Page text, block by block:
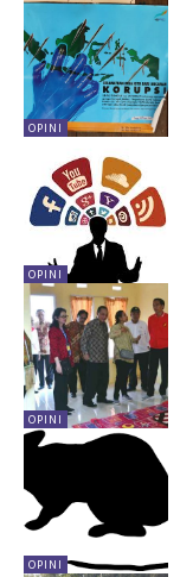
OPINI
OPINI
OPINI
OPINI